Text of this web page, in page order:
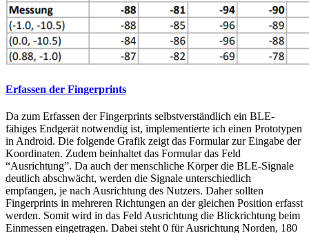
Erfassen der Fingerprints
Da zum Erfassen der Fingerprints selbstverständlich ein BLE-
fähiges Endgerät notwendig ist, implementierte ich einen Prototypen
in Android. Die folgende Grafik zeigt das Formular zur Eingabe der
Koordinaten. Zudem beinhaltet das Formular das Feld
“Ausrichtung”. Da auch der menschliche Körper die BLE-Signale
deutlich abschwächt, werden die Signale unterschiedlich
empfangen, je nach Ausrichtung des Nutzers. Daher sollten
Fingerprints in mehreren Richtungen an der gleichen Position erfasst
werden. Somit wird in das Feld Ausrichtung die Blickrichtung beim
Einmessen eingetragen. Dabei steht 0 für Ausrichtung Norden, 180